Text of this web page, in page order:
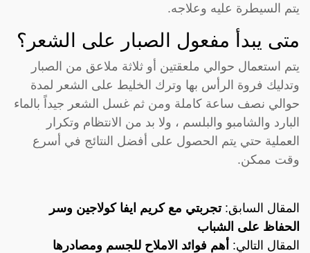
يتم السيطرة عليه وعلاجه.
متى يبدأ مفعول الصبار على الشعر؟
يتم استعمال حوالي ملعقتين أو ثلاثة ملاعق من الصبار
وتدليك فروة الرأس بها وترك الخليط على الشعر لمدة
حوالي نصف ساعة كاملة ومن ثم غسل الشعر جيداً بالماء
البارد والشامبو والبلسم ، ولا بد من الانتظام وتكرار
العملية حتي يتم الحصول على أفضل النتائج في أسرع
وقت ممكن.
المقال السابق:تجربتي مع كريم ايفا كولاجين وسر
الحفاظ على الشباب
المقال التالي: أهم فوائد الاملاح للجسم ومصادرها